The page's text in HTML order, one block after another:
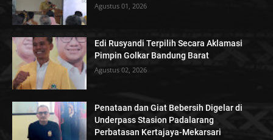
Agustus 01, 2026
Edi Rusyandi Terpilih Secara Aklamasi
Pimpin Golkar Bandung Barat
Agustus 02, 2026
Penataan dan Giat Bebersih Digelar di
Underpass Stasion Padalarang
Perbatasan Kertajaya-Mekarsari